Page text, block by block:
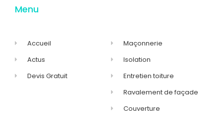
Menu
Accueil
Actus
Devis Gratuit
Maçonnerie
Isolation
Entretien toiture
Ravalement de façade
Couverture